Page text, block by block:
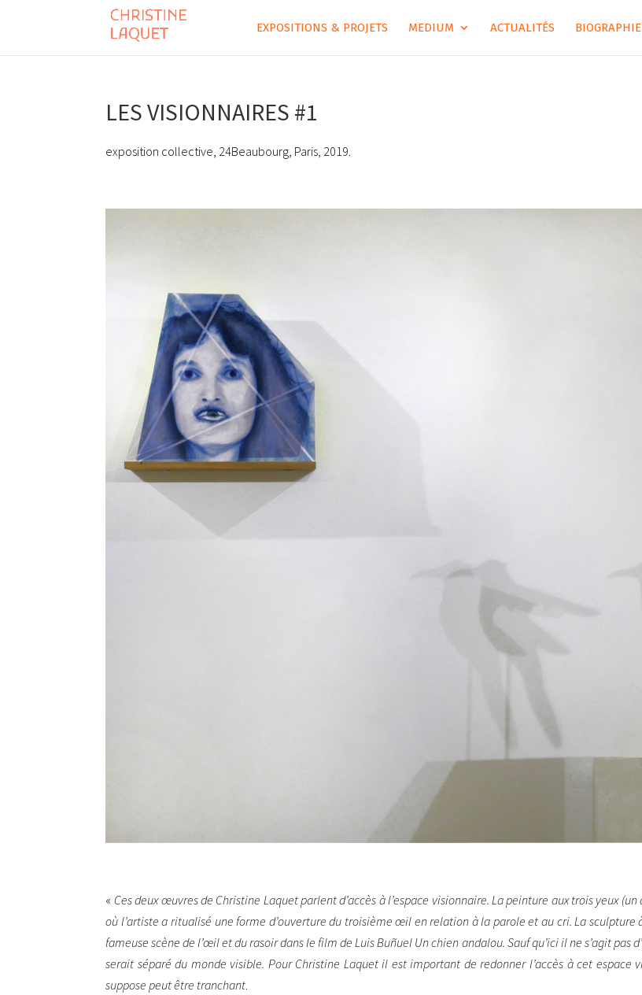
EXPOSITIONS & PROJETS MEDIUM ACTUALITÉS BIOGRAPHIE
LES VISIONNAIRES #1
exposition collective, 24Beaubourg, Paris, 2019.
« Ces deux œuvres de Christine Laquet parlent d’accès à l’espace visionnaire. La peinture aux trois yeux
où l’artiste a ritualisé une forme d’ouverture du troisième œil en relation à la parole et au cri. La sculpture
fameuse scène de l’œil et du rasoir dans le film de Luis Buñuel Un chien andalou. Sauf qu’ici il ne s’agit
serait séparé du monde visible. Pour Christine Laquet il est important de redonner l’accès à cet espace
suppose peut être tranchant.